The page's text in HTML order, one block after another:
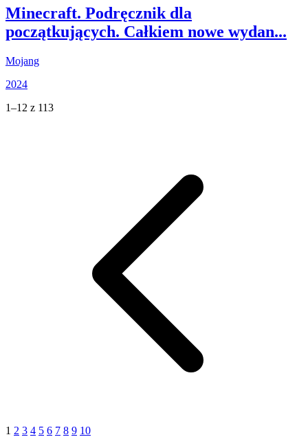
Minecraft. Podręcznik dla
początkujących. Całkiem nowe wydan...
Mojang
2024
1–12 z 113
1 2 3 4 5 6 7 8 9 10